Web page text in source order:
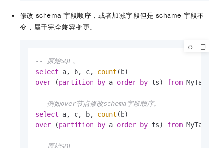
修改 schema 字段顺序，或者加减字段但是 schame 字段不
变，属于完全兼容变更。
-- 原始SQL。
select a, b, c, count
over (partition by a order by ts) from MyTable;
-- 例如over节点修改schema字段顺序。
select a, c, b, count
over (partition by a order by ts) from MyTable;
-- 原始SQL。